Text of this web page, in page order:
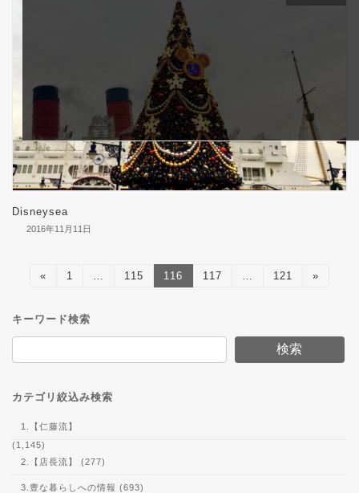
Disneysea
2016年11月11日
の
ジ
送
り
«
固
ー
ジ
1 …
固
ジ
115
固
定
ジ
116
固
ジ
117 …
固
ジ
121 »
キーワード検索
検索
カテゴリ絞込み検索
1.【仁藤流】
(1,145)
2.【店長流】 (277)
3.豊な暮らしへの情報 (693)